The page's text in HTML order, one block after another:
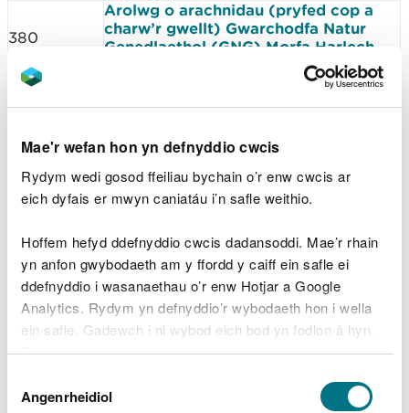
Mae'r wefan hon yn defnyddio cwcis
Rydym wedi gosod ffeiliau bychain o’r enw cwcis ar
eich dyfais er mwyn caniatáu i’n safle weithio.
Hoffem hefyd ddefnyddio cwcis dadansoddi. Mae’r rhain
yn anfon gwybodaeth am y ffordd y caiff ein safle ei
ddefnyddio i wasanaethau o’r enw Hotjar a Google
Analytics. Rydym yn defnyddio’r wybodaeth hon i wella
ein safle. Gadewch i ni wybod eich bod yn fodlon â hyn.
Byddwn yn defnyddio cwci i gadw eich dewis.
Gellirdarllen mwy am ein cwcis cyn i chi ddewis.
Caniatâd
Angenrheidiol
380
Arolwg o arachnidau (pryfed cop a
charw’r gwellt) Gwarchodfa Natur
Genedlaethol (GNG) Morfa Harlech,
(Saesneg yn unig)
Arolwg o gasgliadau o bryfaid
– Twyni Ynyslas yn 2019
unig)
382
Arolwg o gasgliadau o Hymenoptera
colynnog a Diptera yn GNG Morfa
Dyffryn a GNG Morfa Harlech, 2018 a
395
Asesiad o'r falwen droellog ceg gul
Vertigo angustior yng Ngwarchodfa
Natur Genedlaethol Twyni Whiteford,
Hydref 2018(Saesneg yn unig)
Arolygon ar gyfer malwen droellog
Geyer Vertigo geyeri ar SoDdGA Cors
Erddreiniog a SoDdGA Cors Geirch ac
ar gyfer malwen droellog Desmoulin
Vertigo moulinsiana ar SoDdGA Cors